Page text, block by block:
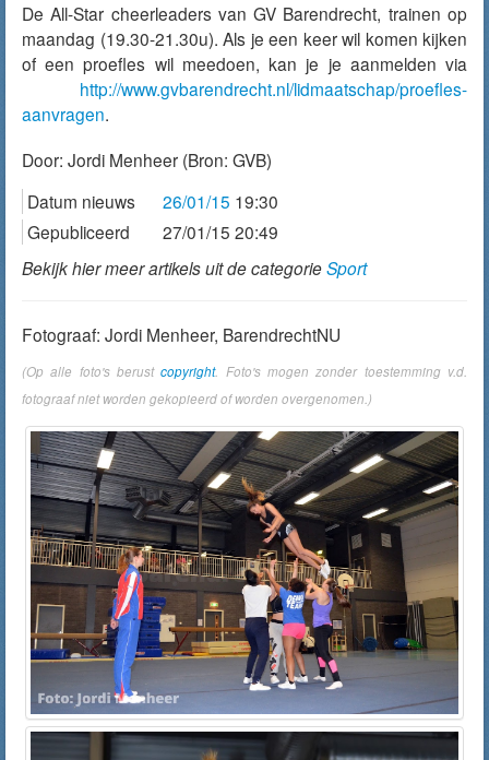
De All-Star cheerleaders van GV Barendrecht, trainen op
maandag (19.30-21.30u). Als je een keer wil komen kijken
of een proefles wil meedoen, kan je je aanmelden via
http://www.gvbarendrecht.nl/lidmaatschap/proefles-
aanvragen.
Door: Jordi Menheer (Bron: GVB)
Datum nieuws
26/01/15 19:30
Gepubliceerd
27/01/15 20:49
Bekijk hier meer artikels uit de categorieSport
Fotograaf: Jordi Menheer, BarendrechtNU
(Op alle foto's berustcopyright. Foto's mogen zonder toestemming v.d.
fotograaf niet worden gekopieerd of worden overgenomen.)